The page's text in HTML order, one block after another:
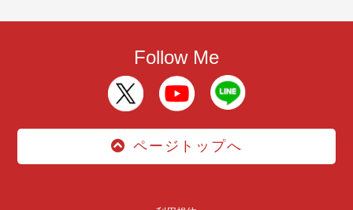
Follow Me
ページトップへ